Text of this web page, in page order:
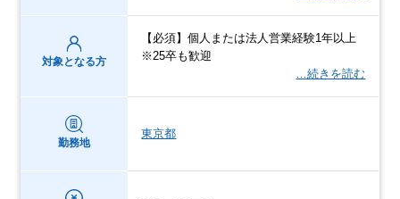
対象となる方
【必須】個人または法人営業経験1年以上
※25卒も歓迎
…続きを読む
勤務地
東京都